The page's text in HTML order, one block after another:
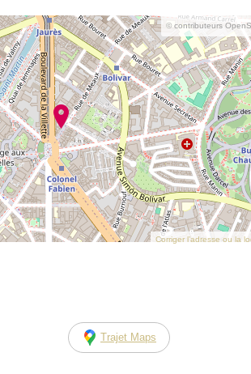
© contributeurs
Corriger l’adresse ou la
Trajet Maps